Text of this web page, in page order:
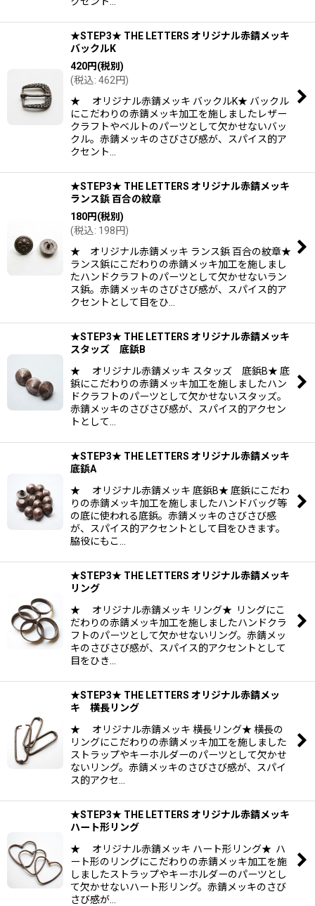
★STEP3★ THE LETTERS オリジナル赤錆メッキ
バックルK
420円(税別)
(税込: 462円)
★ オリジナル赤錆メッキ バックルK★ バックル
にこだわりの赤錆メッキ加工を施しましたレザー
クラフトやベルトのパーツとして欠かせないバッ
クル。赤錆メッキのさびさび感が、スパイス的ア
クセント…
★STEP3★ THE LETTERS オリジナル赤錆メッキ
ランス鋲 百合の紋章
180円(税別)
(税込: 198円)
★ オリジナル赤錆メッキ ランス鋲 百合の紋章★
ランス鋲にこだわりの赤錆メッキ加工を施しまし
たハンドクラフトのパーツとして欠かせないラン
ス鋲。赤錆メッキのさびさび感が、スパイス的ア
クセントとして目をひ…
★STEP3★ THE LETTERS オリジナル赤錆メッキ
スタッズ 底鋲B
★ オリジナル赤錆メッキ スタッズ 底鋲B★ 底
鋲にこだわりの赤錆メッキ加工を施しましたハン
ドクラフトのパーツとして欠かせないスタッズ。
赤錆メッキのさびさび感が、スパイス的アクセン
トとして…
★STEP3★ THE LETTERS オリジナル赤錆メッキ
底鋲A
★ オリジナル赤錆メッキ 底鋲B★ 底鋲にこだわ
りの赤錆メッキ加工を施しましたハンドバッグ等
の底に使われる底鋲。赤錆メッキのさびさび感
が、スパイス的アクセントとして目をひきます。
脇役にもこ…
★STEP3★ THE LETTERS オリジナル赤錆メッキ
リング
★ オリジナル赤錆メッキ リング★ リングにこ
だわりの赤錆メッキ加工を施しましたハンドクラ
フトのパーツとして欠かせないリング。赤錆メッ
キのさびさび感が、スパイス的アクセントとして
目をひき…
★STEP3★ THE LETTERS オリジナル赤錆メッ
キ 横長リング
★ オリジナル赤錆メッキ 横長リング★ 横長の
リングにこだわりの赤錆メッキ加工を施しました
ストラップやキーホルダーのパーツとして欠かせ
ないリング。赤錆メッキのさびさび感が、スパイ
ス的アクセ…
★STEP3★ THE LETTERS オリジナル赤錆メッキ
ハート形リング
★ オリジナル赤錆メッキ ハート形リング★ ハ
ート形のリングにこだわりの赤錆メッキ加工を施
しましたストラップやキーホルダーのパーツとし
て欠かせないハート形リング。赤錆メッキのさび
さび感が…